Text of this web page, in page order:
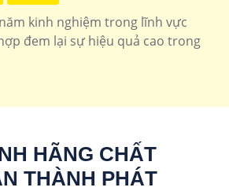
kinh nghiệm trong lĩnh vực
đem lại sự hiệu quả cao trong
HÃNG CHẤT
THÀNH PHÁT